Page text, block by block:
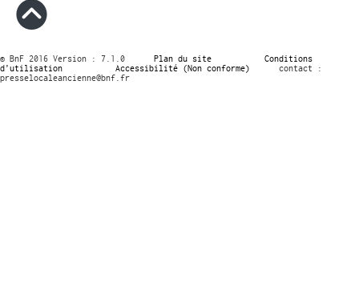
© BnF 2016 Version : 7.1.0 Plan du site
Conditions
d’utilisation
Accessibilité (Non conforme)
contact :
presselocaleancienne@bnf.fr